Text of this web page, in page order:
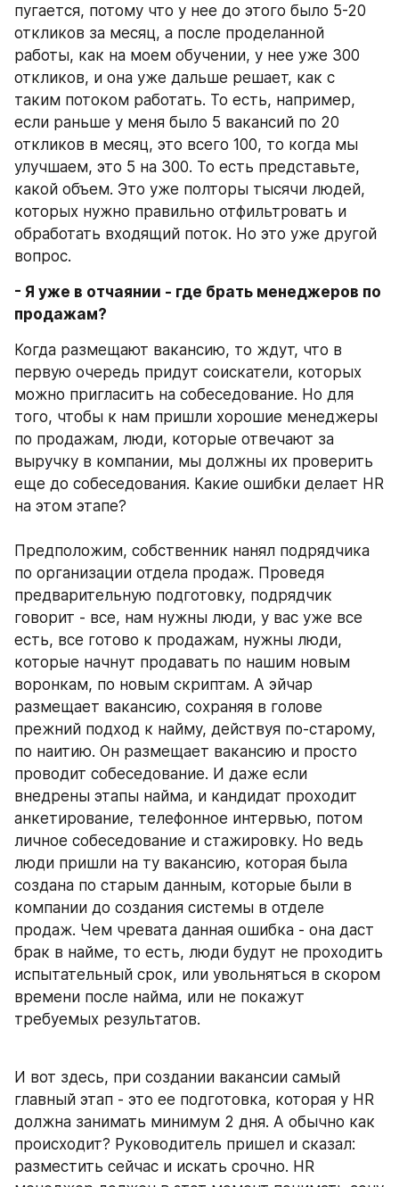
пугается, потому что у нее до этого было 5-20
откликов за месяц, а после проделанной
работы, как на моем обучении, у нее уже 300
откликов, и она уже дальше решает, как с
таким потоком работать. То есть, например,
если раньше у меня было 5 вакансий по 20
откликов в месяц, это всего 100, то когда мы
улучшаем, это 5 на 300. То есть представьте,
какой объем. Это уже полторы тысячи людей,
которых нужно правильно отфильтровать и
обработать входящий поток. Но это уже другой
вопрос.
- Я уже в отчаянии - где брать менеджеров по
продажам?
Когда размещают вакансию, то ждут, что в
первую очередь придут соискатели, которых
можно пригласить на собеседование. Но для
того, чтобы к нам пришли хорошие менеджеры
по продажам, люди, которые отвечают за
выручку в компании, мы должны их проверить
еще до собеседования. Какие ошибки делает HR
на этом этапе?
Предположим, собственник нанял подрядчика
по организации отдела продаж. Проведя
предварительную подготовку, подрядчик
говорит - все, нам нужны люди, у вас уже все
есть, все готово к продажам, нужны люди,
которые начнут продавать по нашим новым
воронкам, по новым скриптам. А эйчар
размещает вакансию, сохраняя в голове
прежний подход к найму, действуя по-старому,
по наитию. Он размещает вакансию и просто
проводит собеседование. И даже если
внедрены этапы найма, и кандидат проходит
анкетирование, телефонное интервью, потом
личное собеседование и стажировку. Но ведь
люди пришли на ту вакансию, которая была
создана по старым данным, которые были в
компании до создания системы в отделе
продаж. Чем чревата данная ошибка - она даст
брак в найме, то есть, люди будут не проходить
испытательный срок, или увольняться в скором
времени после найма, или не покажут
требуемых результатов.
И вот здесь, при создании вакансии самый
главный этап - это ее подготовка, которая у HR
должна занимать минимум 2 дня. А обычно как
происходит? Руководитель пришел и сказал:
разместить сейчас и искать срочно. HR